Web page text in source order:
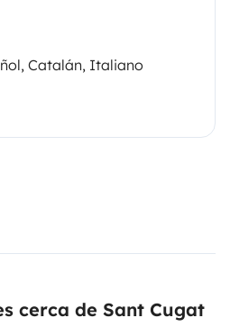
Catalán, Italiano
cerca de Sant Cugat